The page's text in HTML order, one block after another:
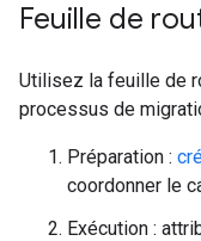
Feuille de
Utilisez la feuille de
processus de
Préparation :
coordonner le
Exécution :